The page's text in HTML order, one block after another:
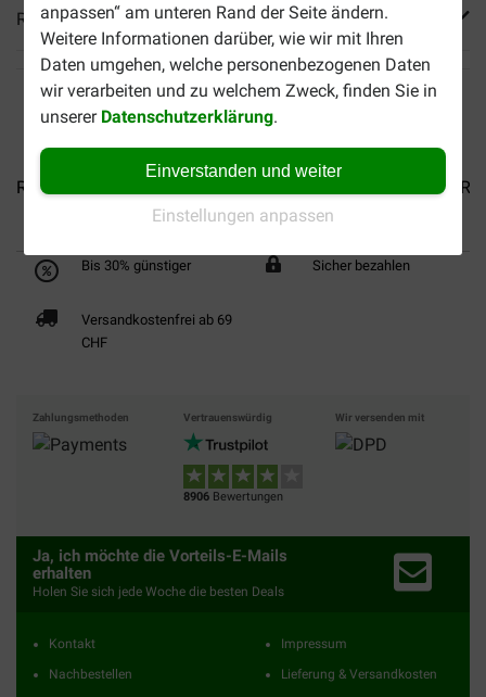
anpassen“ am unteren Rand der Seite ändern.
Weitere Informationen darüber, wie wir mit Ihren
Daten umgehen, welche personenbezogenen Daten
wir verarbeiten und zu welchem Zweck, finden Sie in
unserer Datenschutzerklärung.
Einverstanden und weiter
Einstellungen anpassen
Reviews
Royal Canin Puppy Mini...
Bis 30% günstiger Sicher bezahlen
Versandkostenfrei ab 69
CHF
Zahlungsmethoden Vertrauenswürdig
8906 Bewertungen
Wir versenden mit
Ja, ich möchte die Vorteils-E-Mails
erhalten
Holen Sie sich jede Woche die besten Deals
Kontakt
Nachbestellen
Impressum
Lieferung & Versandkosten